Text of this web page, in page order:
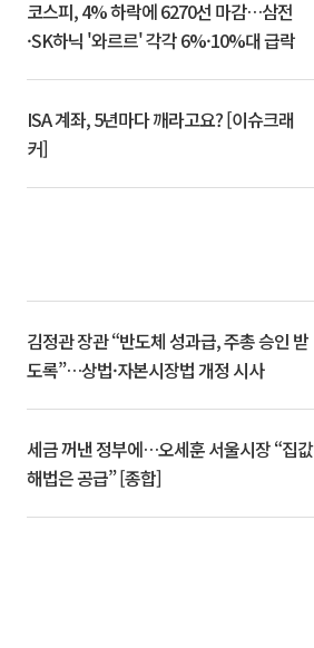
코스피, 4% 하락에 6270선 마감…삼전
·SK하닉 '와르르' 각각 6%·10%대 급락
ISA 계좌, 5년마다 깨라고요? [이슈크래
커]
김정관 장관 “반도체 성과급, 주총 승인 받
도록”…상법·자본시장법 개정 시사
세금 꺼낸 정부에…오세훈 서울시장 “집값
해법은 공급” [종합]